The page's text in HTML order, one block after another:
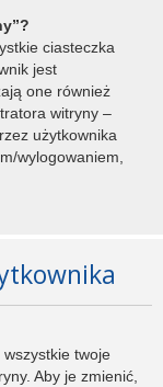
ciasteczka
jest
one również
witryny –
użytkownika
wylogowaniem,
twoje
Aby je zmienić,